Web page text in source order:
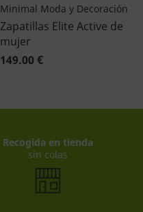
Minimal Moda y Decoración
Zapatillas Elite Active de
mujer
149.00 €
Recogida en tienda
sin colas